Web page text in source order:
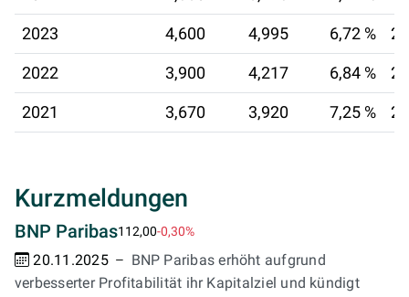
2023 4,600 4,995 6,72 %
2022 3,900 4,217 6,84 %
2021 3,670 3,920 7,25 %
Kurzmeldungen
BNP Paribas112,00-0,30%
20.11.2025
BNP Paribas erhöht aufgrund
verbesserter Profitabilität ihr Kapitalziel und kündigt